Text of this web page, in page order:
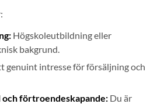
Högskoleutbildning eller
bakgrund.
genuint intresse för försäljning och
förtroendeskapande: Du är